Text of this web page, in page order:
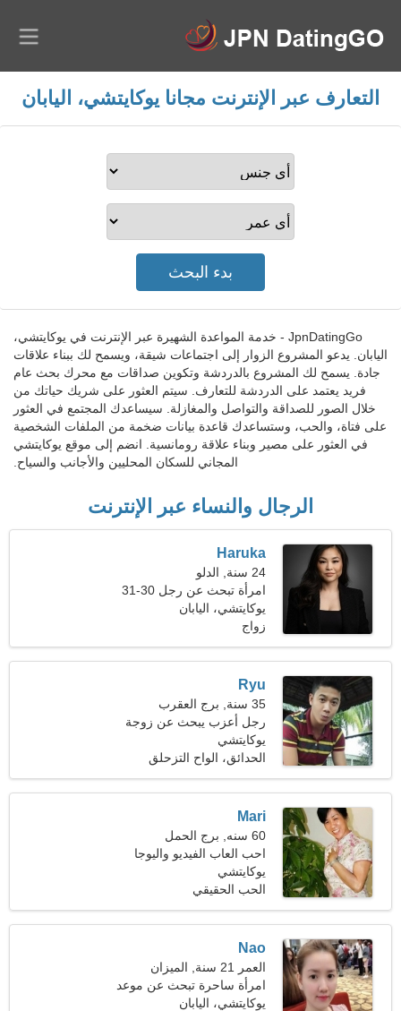
التعارف عبر الإنترنت مجانا يوكايتشي، اليابان
JpnDatingGo - خدمة المواعدة الشهيرة عبر الإنترنت في يوكايتشي،
اليابان. يدعو المشروع الزوار إلى اجتماعات شيقة، ويسمح لك ببناء علاقات
جادة. يسمح لك المشروع بالدردشة وتكوين صداقات مع محرك بحث عام
فريد يعتمد على الدردشة للتعارف. سيتم العثور على شريك حياتك من
خلال الصور للصداقة والتواصل والمغازلة. سيساعدك المجتمع في العثور
على فتاة، والحب، وستساعدك قاعدة بيانات ضخمة من الملفات الشخصية
في العثور على مصير وبناء علاقة رومانسية. انضم إلى موقع يوكايتشي
المجاني للسكان المحليين والأجانب والسياح.
الرجال والنساء عبر الإنترنت
Haruka
24 سنة, الدلو
امرأة تبحث عن رجل 30-31
يوكايتشي، اليابان
زواج
Ryu
35 سنة, برج العقرب
رجل أعزب يبحث عن زوجة
يوكايتشي
الحدائق، الواح التزحلق
Mari
60 سنه, برج الحمل
احب العاب الفيديو واليوجا
يوكايتشي
الحب الحقيقي
Nao
العمر 21 سنة, الميزان
امرأة ساحرة تبحث عن موعد
يوكايتشي، اليابان